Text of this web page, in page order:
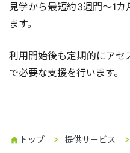
見学から最短約3週間～1カ
ます。
利用開始後も定期的にアセ
で必要な支援を行います。
home トップ 提供サービス